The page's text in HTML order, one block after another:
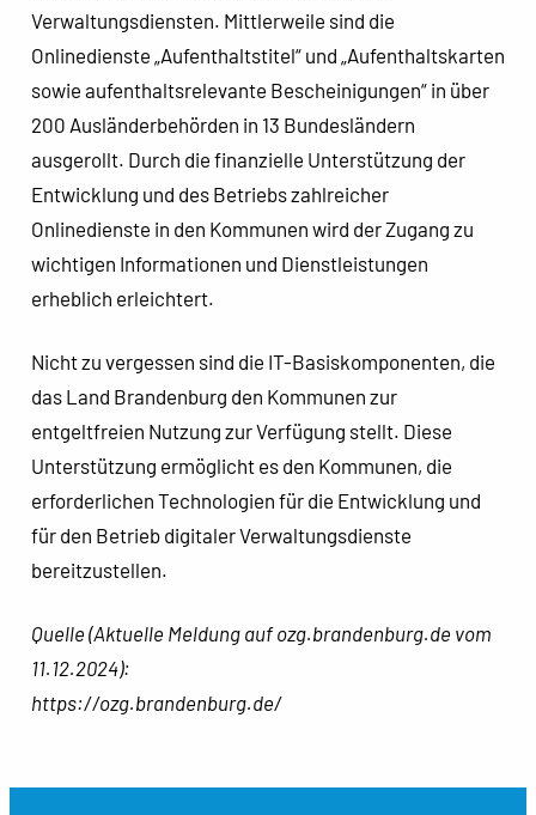
Verwaltungsdiensten. Mittlerweile sind die
Onlinedienste „Aufenthaltstitel“ und „Aufenthaltskarten
sowie aufenthaltsrelevante Bescheinigungen“ in über
200 Ausländerbehörden in 13 Bundesländern
ausgerollt. Durch die finanzielle Unterstützung der
Entwicklung und des Betriebs zahlreicher
Onlinedienste in den Kommunen wird der Zugang zu
wichtigen Informationen und Dienstleistungen
erheblich erleichtert.
Nicht zu vergessen sind die IT-Basiskomponenten, die
das Land Brandenburg den Kommunen zur
entgeltfreien Nutzung zur Verfügung stellt. Diese
Unterstützung ermöglicht es den Kommunen, die
erforderlichen Technologien für die Entwicklung und
für den Betrieb digitaler Verwaltungsdienste
bereitzustellen.
Quelle (Aktuelle Meldung auf ozg.brandenburg.de vom
11.12.2024):
https://ozg.brandenburg.de/